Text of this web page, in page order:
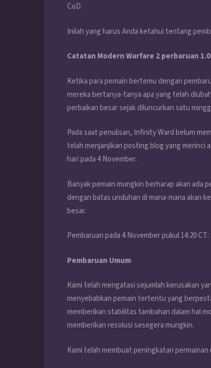
CoD.
Inilah yang harus Anda ketahui tentang
Catatan Modern Warfare 2 perbaruan
Ketika para pemain bertemu dengan
mereka bertanya-tanya apa yang telah
perbaikan besar sejak diluncurkan satu
Pada saat penulisan, Infinity Ward belum
telah menjanjikan posting blog yang merinci
hari pada 4 November.
Banyak pemain mungkin berharap akan ada
dengan batas unduhan di mana-mana akan
besar.
Pembaruan pada 4 November pukul 14:20
Pembaruan Umum
Kami telah mengatasi sejumlah kerusakan
menyebabkan pemain tertentu yang
memberikan stabilitas tambahan dalam hal
memberikan resolusi sesegera mungkin.
Kami telah membuat peningkatan permainan